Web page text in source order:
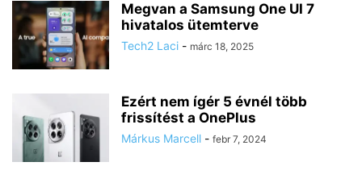
Megvan a Samsung One UI 7
hivatalos ütemterve
Tech2 Laci - márc 18, 2025
Ezért nem ígér 5 évnél több
frissítést a OnePlus
Márkus Marcell - febr 7, 2024